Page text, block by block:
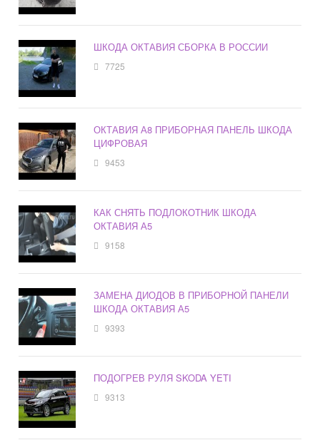
ШКОДА ОКТАВИЯ СБОРКА В РОССИИ
7725
ОКТАВИЯ А8 ПРИБОРНАЯ ПАНЕЛЬ ШКОДА
ЦИФРОВАЯ
9453
КАК СНЯТЬ ПОДЛОКОТНИК ШКОДА
ОКТАВИЯ А5
9158
ЗАМЕНА ДИОДОВ В ПРИБОРНОЙ ПАНЕЛИ
ШКОДА ОКТАВИЯ А5
9393
ПОДОГРЕВ РУЛЯ SKODA YETI
9313